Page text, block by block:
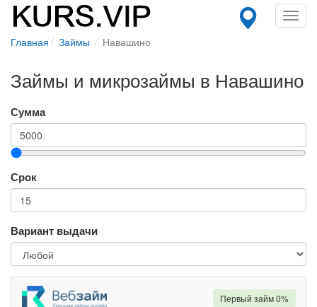
Главная Займы Навашино
Займы и микрозаймы в Навашино
Сумма
Срок
Вариант выдачи
Первый займ 0%